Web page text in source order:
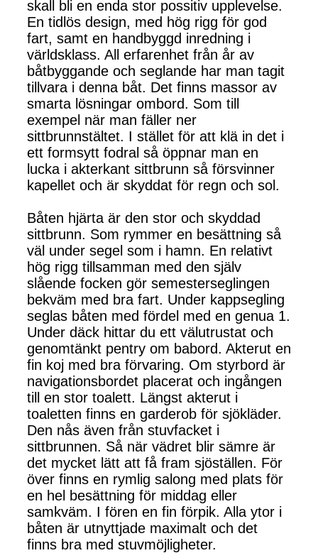
skall bli en enda stor possitiv upplevelse.
En tidlös design, med hög rigg för god
fart, samt en handbyggd inredning i
världsklass. All erfarenhet från år av
båtbyggande och seglande har man tagit
tillvara i denna båt. Det finns massor av
smarta lösningar ombord. Som till
exempel när man fäller ner
sittbrunnstältet. I stället för att klä in det i
ett formsytt fodral så öppnar man en
lucka i akterkant sittbrunn så försvinner
kapellet och är skyddat för regn och sol.
Båten hjärta är den stor och skyddad
sittbrunn. Som rymmer en besättning så
väl under segel som i hamn. En relativt
hög rigg tillsamman med den själv
slående focken gör semesterseglingen
bekväm med bra fart. Under kappsegling
seglas båten med fördel med en genua 1.
Under däck hittar du ett välutrustat och
genomtänkt pentry om babord. Akterut en
fin koj med bra förvaring. Om styrbord är
navigationsbordet placerat och ingången
till en stor toalett. Längst akterut i
toaletten finns en garderob för sjökläder.
Den nås även från stuvfacket i
sittbrunnen. Så när vädret blir sämre är
det mycket lätt att få fram sjöställen. För
över finns en rymlig salong med plats för
en hel besättning för middag eller
samkväm. I fören en fin förpik. Alla ytor i
båten är utnyttjade maximalt och det
finns bra med stuvmöjligheter.